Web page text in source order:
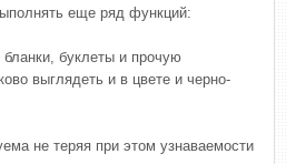
еще ряд функций:
буклеты и прочую
выглядеть и в цвете и черно-
не теряя при этом узнаваемости